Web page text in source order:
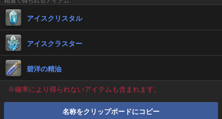
アイスクリスタル
アイスクラスター
碧洋の精油
※確率により得られないアイテムも含まれます。
名称をクリップボードにコピー